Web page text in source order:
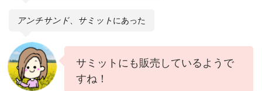
アンチサンド サミット にあった
サミットにも販売しているようで
すね！